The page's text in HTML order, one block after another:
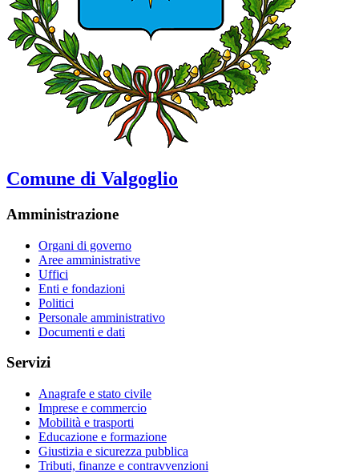
Comune di Valgoglio
Amministrazione
Organi di governo
Aree amministrative
Uffici
Enti e fondazioni
Politici
Personale amministrativo
Documenti e dati
Servizi
Anagrafe e stato civile
Imprese e commercio
Mobilità e trasporti
Educazione e formazione
Giustizia e sicurezza pubblica
Tributi, finanze e contravvenzioni